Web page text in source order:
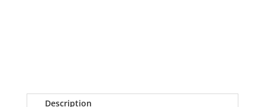
R2.0
Description